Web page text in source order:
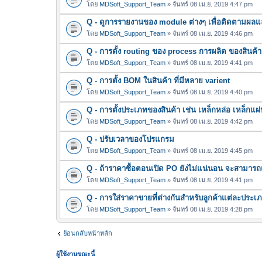
โดย MDSoft_Support_Team » จันทร์ 08 เม.ย. 2019 4:47 pm
Q - ดูการรายงานของ module ต่างๆ เพื่อติดตามผลแ
โดย MDSoft_Support_Team » จันทร์ 08 เม.ย. 2019 4:46 pm
Q - การตั้ง routing ของ process การผลิต ของสินค้า
โดย MDSoft_Support_Team » จันทร์ 08 เม.ย. 2019 4:41 pm
Q - การตั้ง BOM ในสินค้า ที่มีหลาย varient
โดย MDSoft_Support_Team » จันทร์ 08 เม.ย. 2019 4:40 pm
Q - การตั้งประเภทของสินค้า เช่น เหล็กหล่อ เหล็กแ
โดย MDSoft_Support_Team » จันทร์ 08 เม.ย. 2019 4:42 pm
Q - ปรับเวลาของโปรแกรม
โดย MDSoft_Support_Team » จันทร์ 08 เม.ย. 2019 4:45 pm
Q - ถ้าราคาซื้อตอนเปิด PO ยังไม่แน่นอน จะสามา
โดย MDSoft_Support_Team » จันทร์ 08 เม.ย. 2019 4:41 pm
Q - การใส่ราคาขายที่ต่างกันสำหรับลูกค้าแต่ละประเ
โดย MDSoft_Support_Team » จันทร์ 08 เม.ย. 2019 4:28 pm
ย้อนกลับหน้าหลัก
ผู้ใช้งานขณะนี้